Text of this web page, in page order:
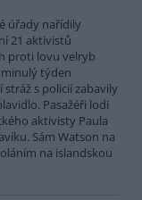
úřady nařídily
21 aktivistů
proti lovu velryb
týden
stráž s policií zabavily
Pasažéři lodi
aktivisty Paula
Sám Watson na
na islandskou